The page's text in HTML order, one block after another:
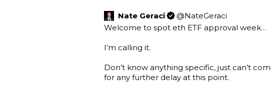
Nate Geraci @NateGeraci
Welcome to spot eth ETF approval week…
I’m calling it.
Don’t know anything specific, just can’t
for any further delay at this point.